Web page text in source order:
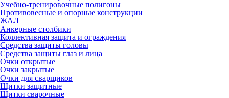
Учебно-тренировочные полигоны
Противовесные и опорные конструкции
ЖАЛ
Анкерные столбики
Коллективная защита и ограждения
Средства защиты головы
Средства защиты глаз и лица
Очки открытые
Очки закрытые
Очки для сварщиков
Щитки защитные
Щитки сварочные